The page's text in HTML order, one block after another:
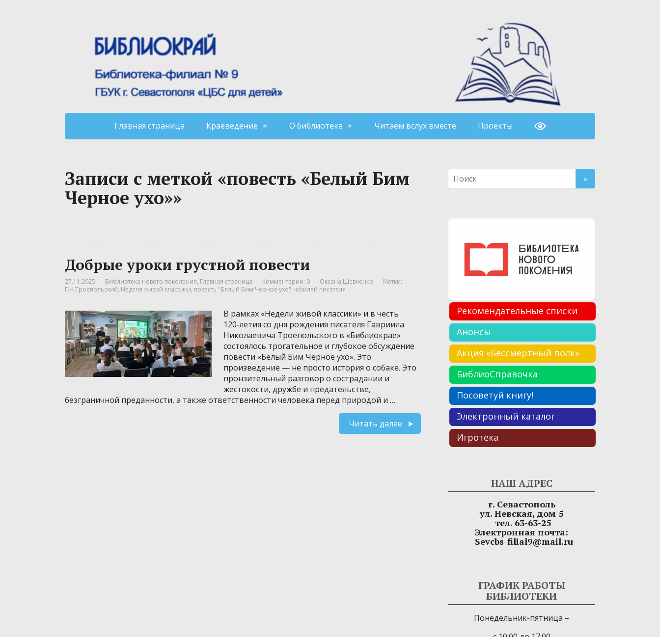
Главная страница Краеведение О библиотеке Читаем вслух вместе Проекты
Записи с меткой «повесть «Белый Бим
Черное ухо»»
Добрые уроки грустной повести
27.11.2025 Библиотека нового поколения, Главная страница Комментарии: 0 Оксана Шевченко
Метки:
Г.Н.Троепольский, Неделя живой классики, повесть "Белый Бим Черное ухо", юбилей писателя
В рамках «Недели живой классики» и в честь
120‑летия со дня рождения писателя Гавриила
Николаевича Троепольского в «Библиокрае»
состоялось трогательное и глубокое обсуждение
повести «Белый Бим Чёрное ухо». Это
произведение — не просто история о собаке. Это
пронзительный разговор о сострадании и
жестокости, дружбе и предательстве,
безграничной преданности, а также ответственности человека перед природой и …
Читать далее
Рекомендательные списки
Анонсы
Акция «Бессмертный полк»
БиблиоСправочка
Посоветуй книгу!
Электронный каталог
Игротека
НАШ АДРЕС
г. Севастополь
ул. Невская, дом 5
тел. 63-63-25
Электронная почта:
Sevcbs-filial9@mail.ru
ГРАФИК РАБОТЫ
БИБЛИОТЕКИ
Понедельник-пятница –